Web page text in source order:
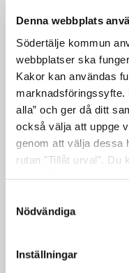
Denna webbplats
Södertälje kommun
webbplatser ska
Kakor kan användas
marknadsföringssyfte.
alla” och ger då ditt
också välja att uppge
genom att välja dessa
rutan ”Tillåt urval”.
"Visa detaljer" kan du
hur vi och våra
Nödvändiga
Inställningar
tillsammans med
När:Torsdag 22
Plats:Digitalt via
dagen innan
PROGRAM
Välkommen!
Rut från Almi
anpassad